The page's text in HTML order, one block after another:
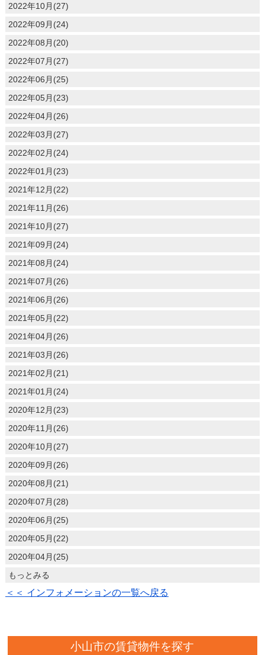
2022年10月(27)
2022年09月(24)
2022年08月(20)
2022年07月(27)
2022年06月(25)
2022年05月(23)
2022年04月(26)
2022年03月(27)
2022年02月(24)
2022年01月(23)
2021年12月(22)
2021年11月(26)
2021年10月(27)
2021年09月(24)
2021年08月(24)
2021年07月(26)
2021年06月(26)
2021年05月(22)
2021年04月(26)
2021年03月(26)
2021年02月(21)
2021年01月(24)
2020年12月(23)
2020年11月(26)
2020年10月(27)
2020年09月(26)
2020年08月(21)
2020年07月(28)
2020年06月(25)
2020年05月(22)
2020年04月(25)
もっとみる
＜＜ インフォメーションの一覧へ戻る
小山市の賃貸物件を探す